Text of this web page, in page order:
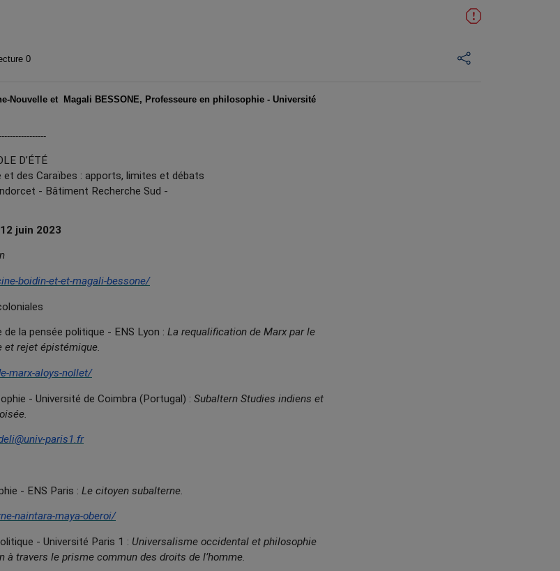
0
Nouvelle et Magali BESSONE, Professeure en philosophie - Université
D’ÉTÉ
et des Caraïbes : apports, limites et débats
- Bâtiment Recherche Sud -
juin 2023
boidin-et-et-magali-bessone/
la pensée politique - ENS Lyon : La requalification de Marx par le
et rejet épistémique.
marx-aloys-nollet/
- Université de Coimbra (Portugal) : Subaltern Studies indiens et
paris1.fr
- ENS Paris : Le citoyen subalterne.
naintara-maya-oberoi/
- Université Paris 1 : Universalisme occidental et philosophie
travers le prisme commun des droits de l’homme.